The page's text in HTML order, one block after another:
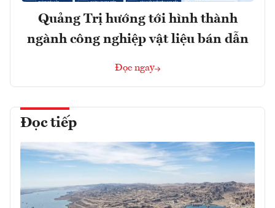
Quảng Trị hướng tới hình thành
ngành công nghiệp vật liệu bán dẫn
Đọc ngay
Đọc tiếp